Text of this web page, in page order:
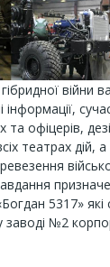
війни
інформації,
та офіцерів,
театрах дій,
5317»
№2